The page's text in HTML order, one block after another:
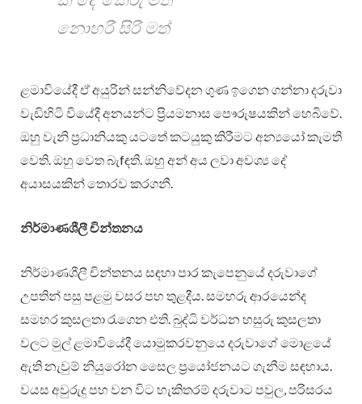
නොහරී සිරි මත්
ළමාවියේදී ඒ අයුරින් සන්නිවේදන ගුණ ඉගෙන ගන්නා දරුවා
වැඩිහිටි වියේදී අනයන්ට ප්‍රියමනාස පෞරුෂයකින් හෙබිවේ.
ඔහු වැනි ප්‍රධානියකු යටතේ කටයුකු කිරීමට අන්‍යයෝ කැමති
වෙති. ඔහු වෙත බැf​ඳති. ඔහු අන් අය ලවා අවශ්‍ය දේ
අයාසයකින් තොරව කරගනී.
නිර්මාණශීලී චින්තනය
නිර්මාණශීලී චින්තනය සඳහා පාර කැපෙනුයේ දරුවාගේ
උපතින් පසු පළමු වසර පහ තුළදීය. සමහරු ආරයෙන්ද
සමහර කුසලතා රැගෙන එති. බුද්ධි වර්ධන හසුරු කුසලතා
වලට මුල් ළමාවියේදී යොමුකරවනුයෙ දරුවාගේ මොළයේ
ඇති නැවුම් නියුරෝන සෛල ප්‍රයෝජනයට ගැනීම සඳහාය.
වයස අවුරුදු පහ වන විට හැකිතරම් දරුවාට පවුල, පරිසරය